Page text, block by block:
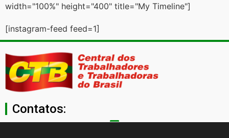
width="100%" height="400" title="My Timeline"]
[instagram-feed feed=1]
Contatos: